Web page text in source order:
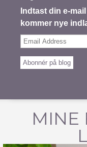
Indtast din e-
kommer nye
Email
Abonnér på blog
MINE